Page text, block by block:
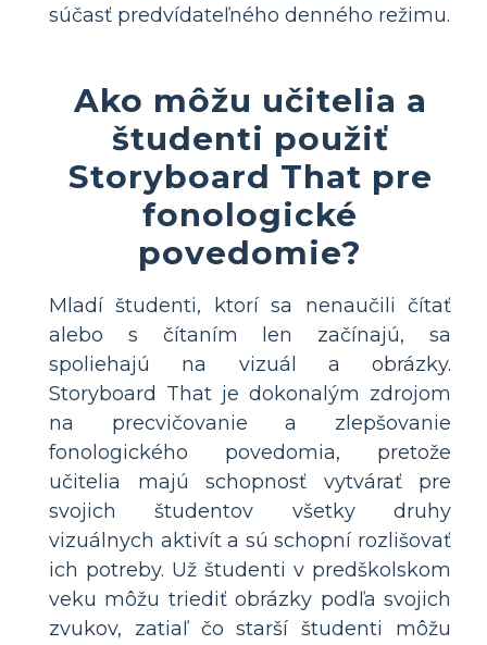
súčasť predvídateľného denného režimu.
Ako môžu učitelia a
študenti použiť
Storyboard That pre
fonologické
povedomie?
Mladí študenti, ktorí sa nenaučili čítať
alebo s čítaním len začínajú, sa
spoliehajú na vizuál a obrázky.
Storyboard That je dokonalým zdrojom
na precvičovanie a zlepšovanie
fonologického povedomia, pretože
učitelia majú schopnosť vytvárať pre
svojich študentov všetky druhy
vizuálnych aktivít a sú schopní rozlišovať
ich potreby. Už študenti v predškolskom
veku môžu triediť obrázky podľa svojich
zvukov, zatiaľ čo starší študenti môžu